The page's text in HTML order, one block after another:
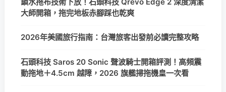
大師開箱，拖完地板赤腳踩也乾爽
2026年美國旅行指南：台灣旅客出發前必讀完整攻略
石頭科技 Saros 20 Sonic 聲波騎士開箱評測！高頻震
動拖地＋4.5cm 越障，2026 旗艦掃拖機皇一次看